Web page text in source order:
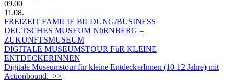
09.00
11.08.
FREIZEIT FAMILIE BILDUNG/BUSINESS
DEUTSCHES MUSEUM NüRNBERG –
ZUKUNFTSMUSEUM
DIGITALE MUSEUMSTOUR FüR KLEINE
ENTDECKERINNEN
Digitale Museumstour für kleine EntdeckerInnen (10-12 Jahre) mit
Actionbound. >>